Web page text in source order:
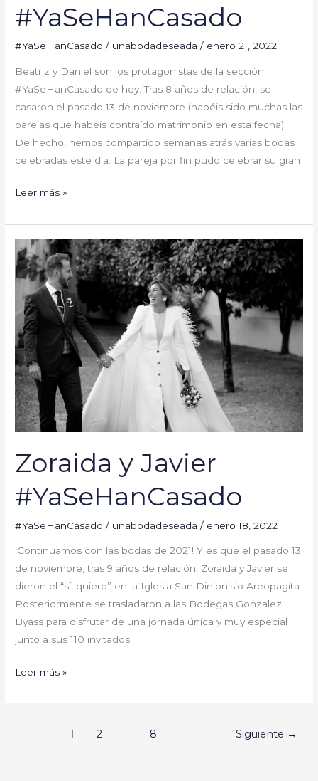
#YaSeHanCasado
#YaSeHanCasado / unabodadeseada/ enero 21, 2022
Beatriz y Daniel son los protagonistas de la sección
#YaSeHanCasado de hoy. Tras 8 años de relación, se
casaron el pasado 13 de noviembre (habéis sido muchas las
parejas que habéis contraído matrimonio en esta fecha).
De hecho, hemos compartido semanas atrás varias bodas
celebradas este día. La pareja por fin pudo celebrar su gran
Leer más »
Zoraida y Javier
#YaSeHanCasado
#YaSeHanCasado / unabodadeseada/ enero 18, 2022
¡Continuamos con las bodas de 2021! Y es que el pasado 13
de noviembre, tras 9 años de relación, Zoraida y Javier se
dieron el “sí, quiero” en la Iglesia San Dinionisio Areopagita.
Posteriormente se trasladaron a las Bodegas Gonzalez
Byass para disfrutar de una jornada única y muy especial
junto a sus 110 invitados.
Zoraida
y
Javier
#YaSeHanCasado
Leer más »
1 2 … 8 Siguiente →